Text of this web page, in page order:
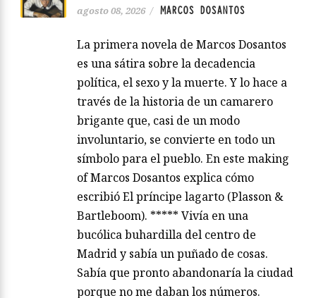
agosto 08, 2026 / MARCOS DOSANTOS
La primera novela de Marcos Dosantos
es una sátira sobre la decadencia
política, el sexo y la muerte. Y lo hace a
través de la historia de un camarero
brigante que, casi de un modo
involuntario, se convierte en todo un
símbolo para el pueblo. En este making
of Marcos Dosantos explica cómo
escribió El príncipe lagarto (Plasson &
Bartleboom). ***** Vivía en una
bucólica buhardilla del centro de
Madrid y sabía un puñado de cosas.
Sabía que pronto abandonaría la ciudad
porque no me daban los números.